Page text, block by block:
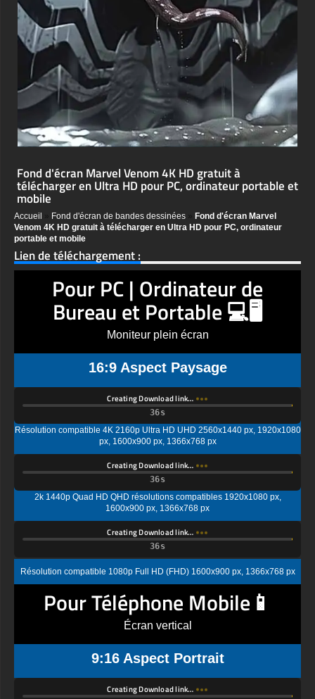
Fond d'écran Marvel Venom 4K HD gratuit à
télécharger en Ultra HD pour PC, ordinateur portable et
mobile
Accueil Fond d'écran de bandes dessinées
Fond d'écran Marvel
Venom 4K HD gratuit à télécharger en Ultra HD pour PC, ordinateur
portable et mobile
Lien de téléchargement :
Pour PC | Ordinateur de
Bureau et Portable 💻🖥️
Moniteur plein écran
16:9 Aspect Paysage
Creating Download link…
Résolution compatible 4K 2160p Ultra HD UHD 2560x1440 px, 1920x1080
px, 1600x900 px, 1366x768 px
Creating Download link…
2k 1440p Quad HD QHD résolutions compatibles 1920x1080 px,
Creating Download link…
Résolution compatible 1080p Full HD (FHD) 1600x900 px, 1366x768 px
Pour Téléphone Mobile📱
Écran vertical
9:16 Aspect Portrait
Creating Download link…
Écran standard Ultra HD (UHD), résolution compatible 4K UHD (2K par 4K)
1440x2560 px, 1080x1920px, 720 x 1280 px